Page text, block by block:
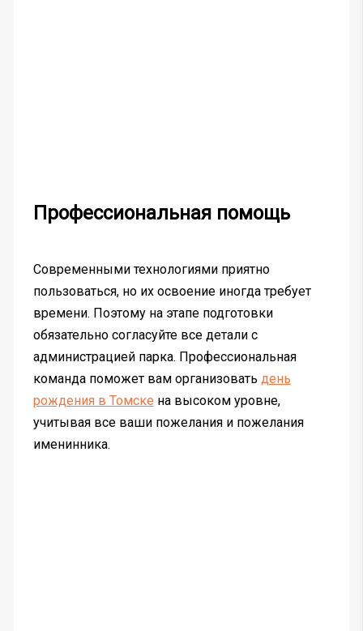
Профессиональная помощь
Современными технологиями приятно
пользоваться, но их освоение иногда требует
времени. Поэтому на этапе подготовки
обязательно согласуйте все детали с
администрацией парка. Профессиональная
команда поможет вам организовать день
рождения в Томске на высоком уровне,
учитывая все ваши пожелания и пожелания
именинника.